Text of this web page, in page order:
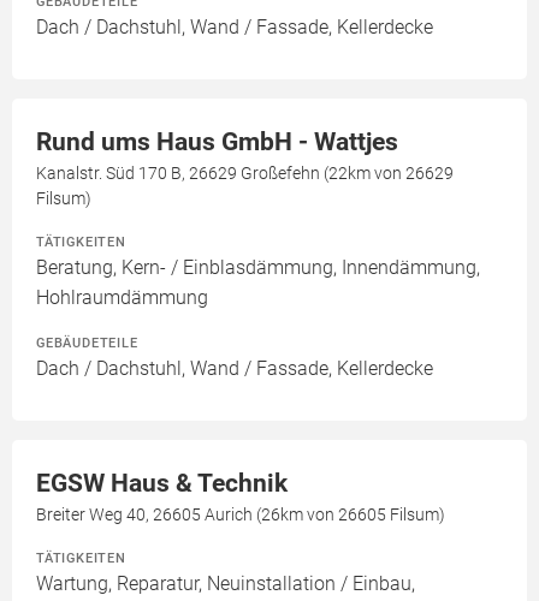
Dach / Dachstuhl, Wand / Fassade, Kellerdecke
Rund ums Haus GmbH - Wattjes
Kanalstr. Süd 170 B, 26629 Großefehn (22km von 26629
Filsum)
TÄTIGKEITEN
Beratung, Kern- / Einblasdämmung, Innendämmung,
Hohlraumdämmung
GEBÄUDETEILE
Dach / Dachstuhl, Wand / Fassade, Kellerdecke
EGSW Haus & Technik
Breiter Weg 40, 26605 Aurich (26km von 26605 Filsum)
TÄTIGKEITEN
Wartung, Reparatur, Neuinstallation / Einbau,